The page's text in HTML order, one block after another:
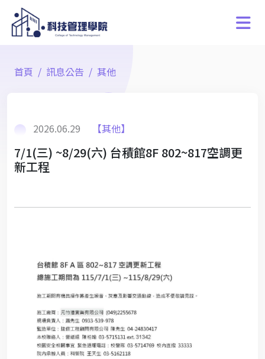
首頁 訊息公告 其他
2026.06.29 【其他】
7/1(三) ~8/29(六) 台積館8F 802~817空調更
新工程